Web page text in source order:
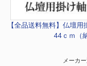
【全品送料無料】 仏壇用
44ｃｍ（
メーカ